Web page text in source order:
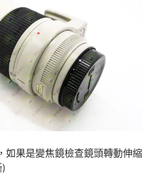
如果是變焦鏡檢查鏡頭轉動伸縮